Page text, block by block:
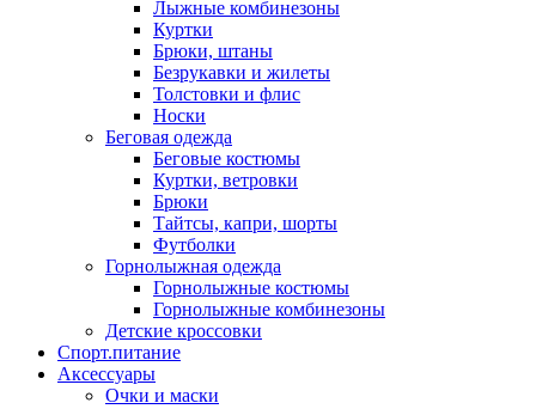
Лыжные комбинезоны
Куртки
Брюки, штаны
Безрукавки и жилеты
Толстовки и флис
Носки
Беговая одежда
Беговые костюмы
Куртки, ветровки
Брюки
Тайтсы, капри, шорты
Футболки
Горнолыжная одежда
Горнолыжные костюмы
Горнолыжные комбинезоны
Детские кроссовки
Спорт.питание
Аксессуары
Очки и маски